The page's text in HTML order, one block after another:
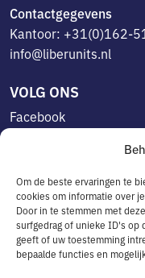
Om de beste ervaringen te
cookies om informatie over
Door in te stemmen met
surfgedrag of unieke ID's op
geeft of uw toestemming
bepaalde functies en
Contactgegevens
Kantoor: +31(0)162-
info@liberunits.nl
VOLG ONS
Facebook
OVERIG
Algemene